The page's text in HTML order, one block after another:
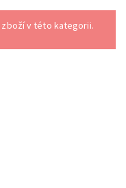
zboží v této kategorii.